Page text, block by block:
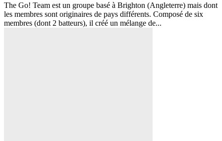
The Go! Team est un groupe basé à Brighton (Angleterre) mais dont
les membres sont originaires de pays différents. Composé de six
membres (dont 2 batteurs), il créé un mélange de...